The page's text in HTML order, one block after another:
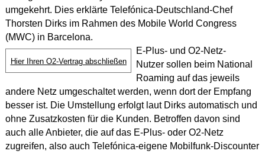
umgekehrt. Dies erklärte Telefónica-Deutschland-Chef
Thorsten Dirks im Rahmen des Mobile World Congress
(MWC) in Barcelona.
Hier Ihren O2-Vertrag abschließen
E-Plus- und O2-Netz-
Nutzer sollen beim National
Roaming auf das jeweils
andere Netz umgeschaltet werden, wenn dort der Empfang
besser ist. Die Umstellung erfolgt laut Dirks automatisch und
ohne Zusatzkosten für die Kunden. Betroffen davon sind
auch alle Anbieter, die auf das E-Plus- oder O2-Netz
zugreifen, also auch Telefónica-eigene Mobilfunk-Discounter